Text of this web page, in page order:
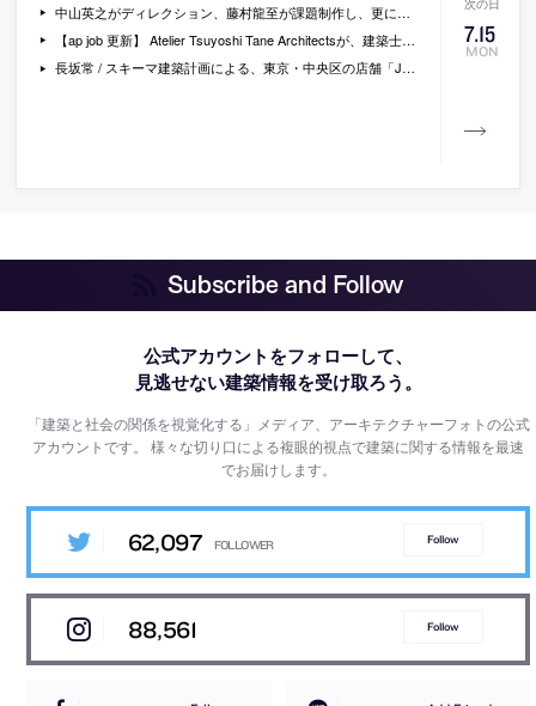
7.15
MON
中山英之がディレクション、藤村龍至が課題制作し、更に11人の建築家が講評・エスキスに加わる、ワークショップ型の建築展『課題「島京 2021」』が参加者を募集中
【ap job 更新】 Atelier Tsuyoshi Tane Architectsが、建築士（実務経験あり）を募集中
長坂常 / スキーマ建築計画による、東京・中央区の店舗「JINS 銀座ロフト店」
Subscribe and Follow
公式アカウントをフォローして、
見逃せない建築情報を受け取ろう。
「建築と社会の関係を視覚化する」メディア、アーキテクチャーフォトの公式
アカウントです。様々な切り口による複眼的視点で建築に関する情報を最速
でお届けします。
62,097 Follow
88,561 Follow